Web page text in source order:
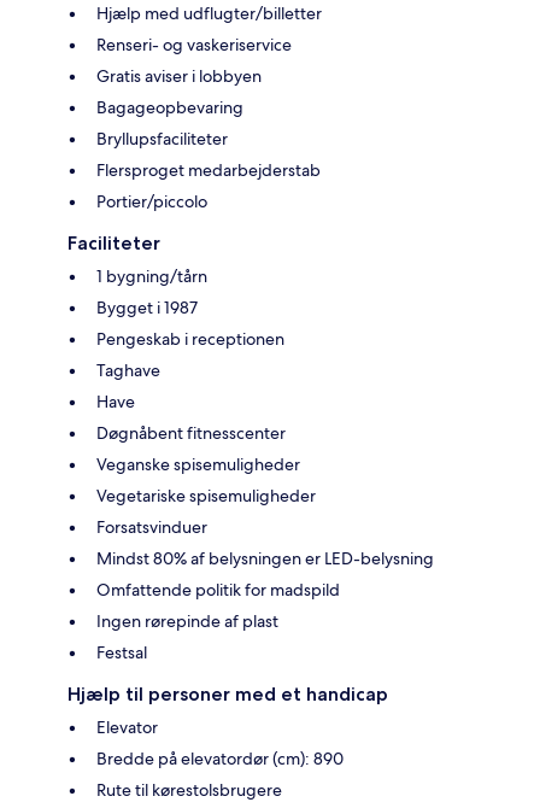
Hjælp med udflugter/billetter
Renseri- og vaskeriservice
Gratis aviser i lobbyen
Bagageopbevaring
Bryllupsfaciliteter
Flersproget medarbejderstab
Portier/piccolo
Faciliteter
1 bygning/tårn
Bygget i 1987
Pengeskab i receptionen
Taghave
Have
Døgnåbent fitnesscenter
Veganske spisemuligheder
Vegetariske spisemuligheder
Forsatsvinduer
Mindst 80% af belysningen er LED-belysning
Omfattende politik for madspild
Ingen rørepinde af plast
Festsal
Hjælp til personer med et handicap
Elevator
Bredde på elevatordør (cm): 890
Rute til kørestolsbrugere